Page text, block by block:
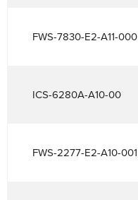
FWS-7830-E2-A11-000
ICS-6280A-A10-00
FWS-2277-E2-A10-001